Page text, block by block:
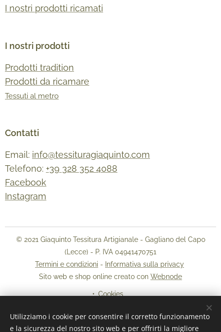
I nostri prodotti ricamati
I nostri prodotti
Prodotti tradition
Prodotti da ricamare
Tessuti al metro
Contatti
Email: info@tessituragiaquinto.com
Telefono: +39 328 352 4088
Facebook
Instagram
© 2021 Giaquinto Tessitura Artigianale - Gagliano del Capo
(Lecce) - P. IVA 04941470751
Termini e condizioni - Informativa sulla privacy
Sito web e shop online creato con Webnode
Cookies
Lingue
Utilizziamo i cookie per consentire il corretto funzionamento
e la sicurezza del nostro sito web e per offrirti la migliore